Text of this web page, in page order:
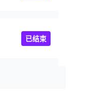
已结束